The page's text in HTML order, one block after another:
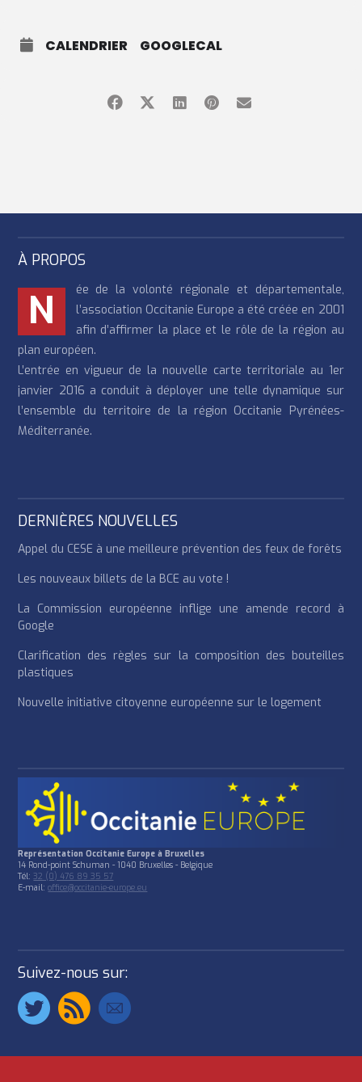
CALENDRIER GOOGLECAL
À PROPOS
N
ée de la volonté régionale et départementale,
l’association Occitanie Europe a été créée en 2001
afin d’affirmer la place et le rôle de la région au
plan européen.
L’entrée en vigueur de la nouvelle carte territoriale au 1er
janvier 2016 a conduit à déployer une telle dynamique sur
l’ensemble du territoire de la région Occitanie Pyrénées-
Méditerranée.
DERNIÈRES NOUVELLES
Appel du CESE à une meilleure prévention des feux de forêts
Les nouveaux billets de la BCE au vote !
La Commission européenne inflige une amende record à
Google
Clarification des règles sur la composition des bouteilles
plastiques
Nouvelle initiative citoyenne européenne sur le logement
Représentation Occitanie Europe à Bruxelles
14 Rond-point Schuman - 1040 Bruxelles - Belgique
Tél:32 (0) 476 89 35 57
E-mail:office@occitanie-europe.eu
Suivez-nous sur: